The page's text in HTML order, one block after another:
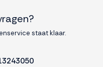
staat klaar.